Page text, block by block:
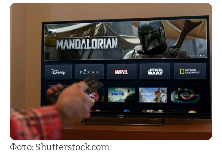
Фото: Shutterstock.com